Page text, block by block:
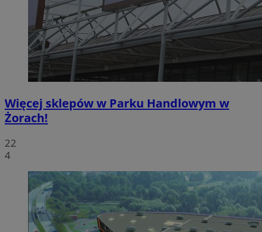
Więcej sklepów w Parku Handlowym w
Żorach!
22
4